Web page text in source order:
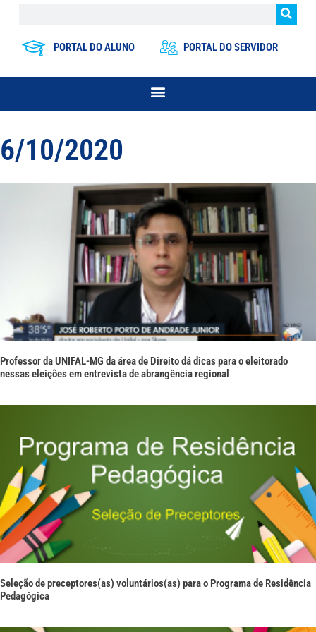
PORTAL DO ALUNO PORTAL DO SERVIDOR
6/10/2020
Professor da UNIFAL-MG da área de Direito dá dicas para o eleitorado
nessas eleições em entrevista de abrangência regional
Seleção de preceptores(as) voluntários(as) para o Programa de Residência
Pedagógica